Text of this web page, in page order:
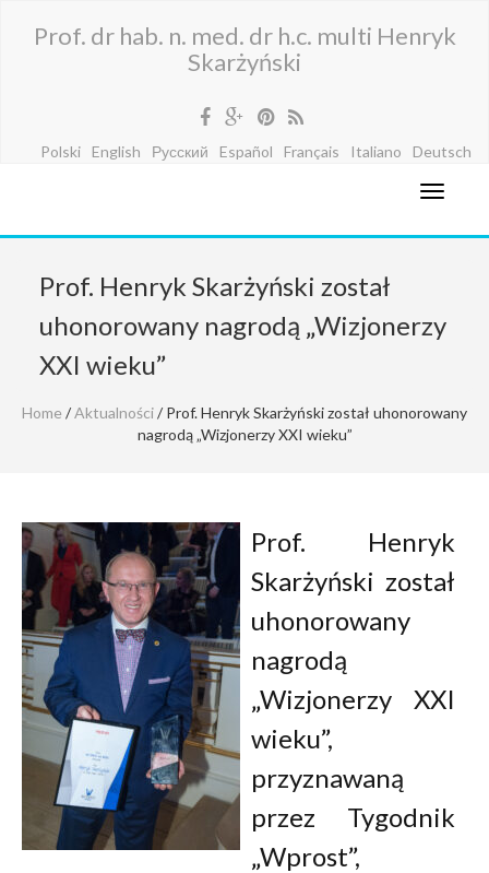
Prof. dr hab. n. med. dr h.c. multi Henryk
Skarżyński
Polski English Русский Español Français Italiano Deutsch
Prof. Henryk Skarżyński został
uhonorowany nagrodą „Wizjonerzy
XXI wieku”
Home /Aktualności/ Prof. Henryk Skarżyński został uhonorowany
nagrodą „Wizjonerzy XXI wieku”
Prof. Henryk
Skarżyński został
uhonorowany
nagrodą
„Wizjonerzy XXI
wieku”,
przyznawaną
przez Tygodnik
„Wprost”,